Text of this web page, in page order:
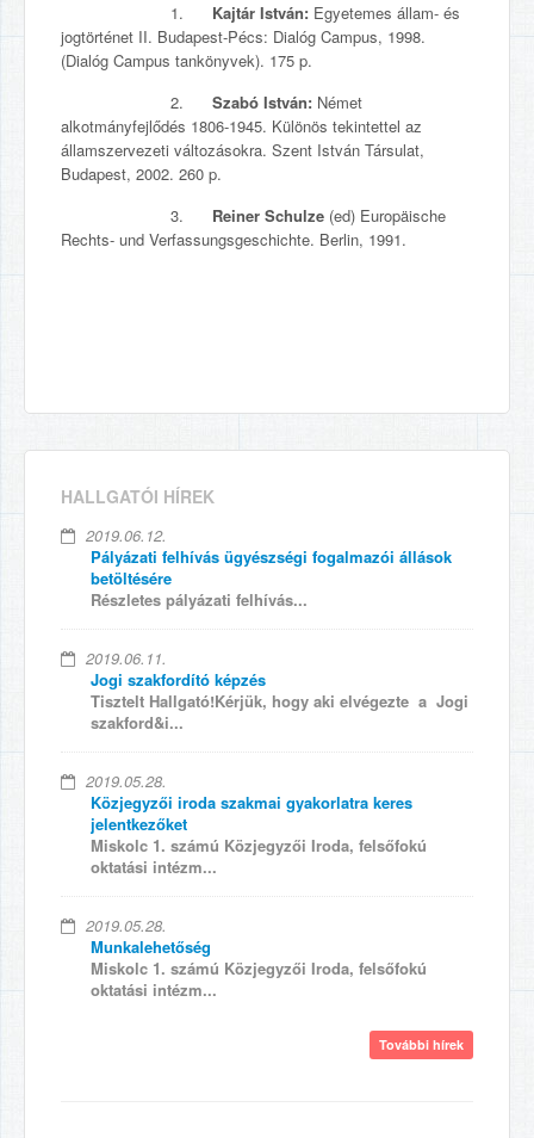
1. Kajtár István: Egyetemes állam- és
jogtörténet II. Budapest-Pécs: Dialóg Campus, 1998.
(Dialóg Campus tankönyvek). 175 p.
2. Szabó István: Német
alkotmányfejlődés 1806-1945. Különös tekintettel az
államszervezeti változásokra. Szent István Társulat,
Budapest, 2002. 260 p.
3. Reiner Schulze (ed) Europäische
Rechts- und Verfassungsgeschichte. Berlin, 1991.
HALLGATÓI HÍREK
2019.06.12.
Pályázati felhívás ügyészségi fogalmazói állások
betöltésére
Részletes pályázati felhívás...
2019.06.11.
Jogi szakfordító képzés
Tisztelt Hallgató!Kérjük, hogy aki elvégezte a Jogi
szakford&i...
2019.05.28.
Közjegyzői iroda szakmai gyakorlatra keres
jelentkezőket
Miskolc 1. számú Közjegyzői Iroda, felsőfokú
oktatási intézm...
2019.05.28.
Munkalehetőség
Miskolc 1. számú Közjegyzői Iroda, felsőfokú
oktatási intézm...
További hírek